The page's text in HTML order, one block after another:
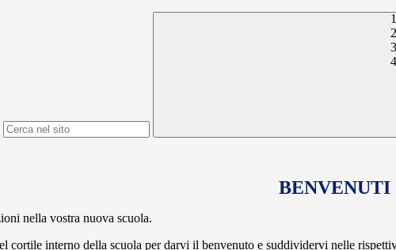
BENVENUTI
nella vostra nuova scuola.
cortile interno della scuola per darvi il benvenuto e suddividervi nelle